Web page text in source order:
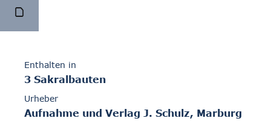
Enthalten in
3 Sakralbauten
Urheber
Aufnahme und Verlag J. Schulz, Marburg